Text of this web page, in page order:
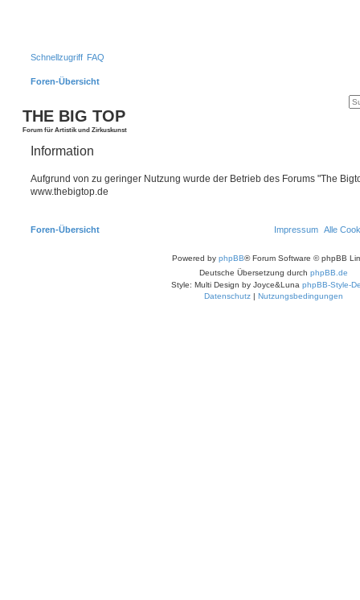
Schnellzugriff FAQ
Foren-Übersicht
THE BIG TOP
Forum für Artistik und Zirkuskunst
Information
Aufgrund von zu geringer Nutzung wurde der Betrieb des Forums "The
www.thebigtop.de
Foren-Übersicht Alle
Impressum
Powered by phpBB® Forum Software © phpBB
Deutsche Übersetzung durch phpBB.de
Style: Multi Design by Joyce&Luna phpBB-Style-
Datenschutz | Nutzungsbedingungen